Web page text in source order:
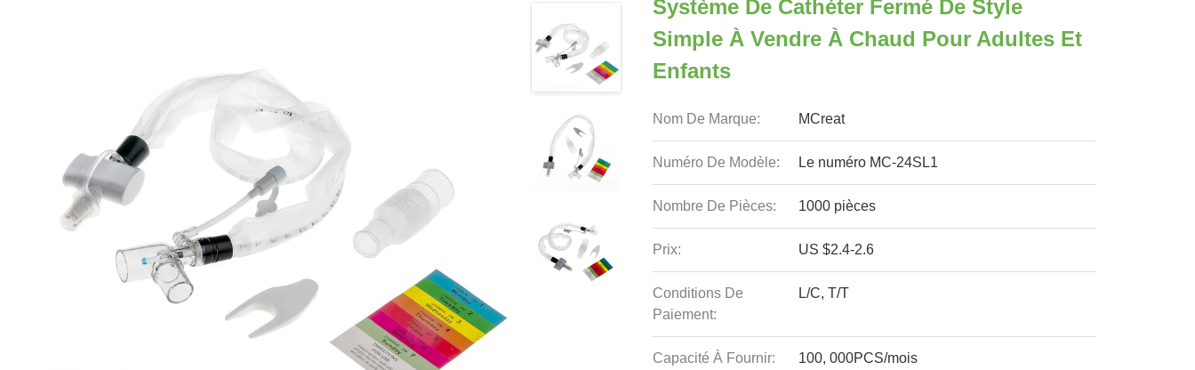
Système De Cathéter Fermé De Style
Simple À Vendre À Chaud Pour Adultes Et
Enfants
Nom De Marque: MCreat
Numéro De Modèle: Le numéro MC-24SL1
Nombre De Pièces: 1000 pièces
Prix: US $2.4-2.6
Conditions De
Paiement:
L/C, T/T
Capacité À Fournir: 100, 000PCS/mois